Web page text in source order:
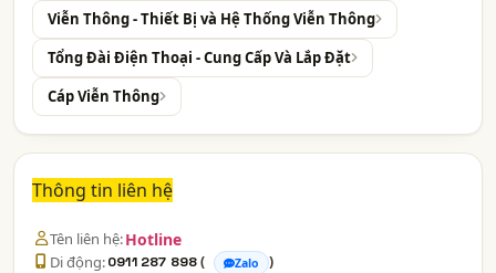
Viễn Thông - Thiết Bị và Hệ Thống Viễn Thông
Tổng Đài Điện Thoại - Cung Cấp Và Lắp Đặt
Cáp Viễn Thông
Thông tin liên hệ
Tên liên hệ:Hotline
Di động:0911 287 898( Zalo )